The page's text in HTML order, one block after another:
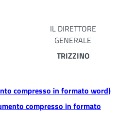
IL DIRETTORE
GENERALE
TRIZZINO
compresso in formato word)
compresso in formato